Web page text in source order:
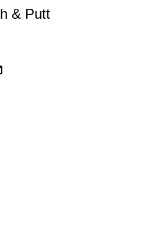
& Putt